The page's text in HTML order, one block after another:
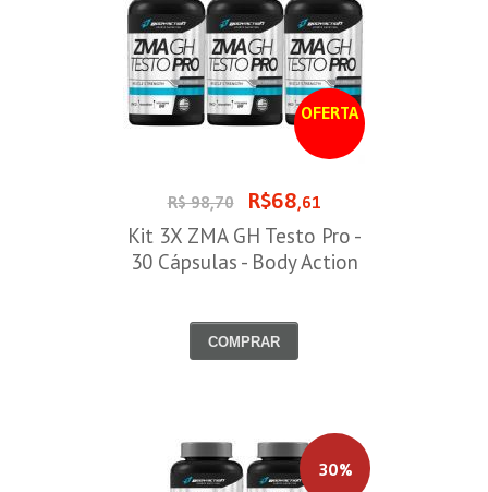
OFERTA
R$ 98,70 R$68,61
Kit 3X ZMA GH Testo Pro -
30 Cápsulas - Body Action
COMPRAR
30%